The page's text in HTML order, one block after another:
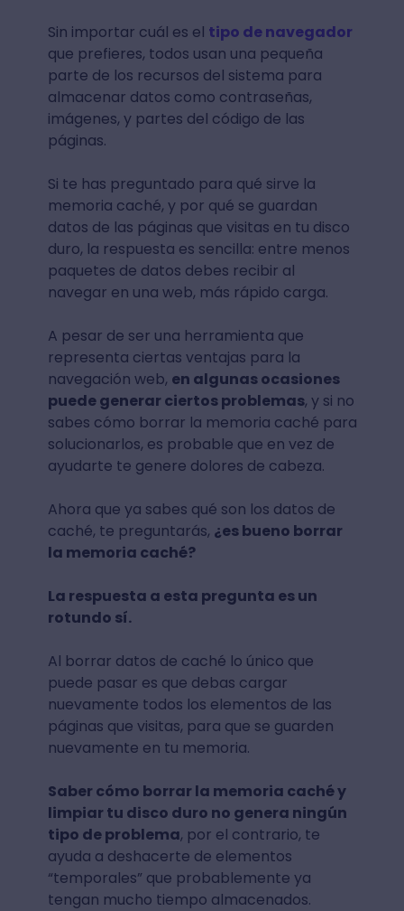
Sin importar cuál es el tipo de navegador
que prefieres, todos usan una pequeña
parte de los recursos del sistema para
almacenar datos como contraseñas,
imágenes, y partes del código de las
páginas.
Si te has preguntado para qué sirve la
memoria caché, y por qué se guardan
datos de las páginas que visitas en tu disco
duro, la respuesta es sencilla: entre menos
paquetes de datos debes recibir al
navegar en una web, más rápido carga.
A pesar de ser una herramienta que
representa ciertas ventajas para la
navegación web, en algunas ocasiones
puede generar ciertos problemas, y si no
sabes cómo borrar la memoria caché para
solucionarlos, es probable que en vez de
ayudarte te genere dolores de cabeza.
Ahora que ya sabes qué son los datos de
caché, te preguntarás, ¿es bueno borrar
la memoria caché?
La respuesta a esta pregunta es un
rotundo sí.
Al borrar datos de caché lo único que
puede pasar es que debas cargar
nuevamente todos los elementos de las
páginas que visitas, para que se guarden
nuevamente en tu memoria.
Saber cómo borrar la memoria caché y
limpiar tu disco duro no genera ningún
tipo de problema, por el contrario, te
ayuda a deshacerte de elementos
“temporales” que probablemente ya
tengan mucho tiempo almacenados.